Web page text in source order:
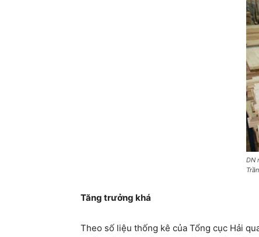
DN
Tăng trưởng khá
Theo số liệu thống kê của Tổng cục Hải